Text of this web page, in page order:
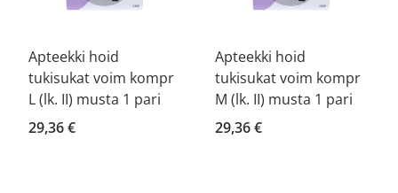
Apteekki hoid
tukisukat voim kompr
L (lk. II) musta 1 pari
29,36 €
Apteekki hoid
tukisukat voim kompr
M (lk. II) musta 1 pari
29,36 €